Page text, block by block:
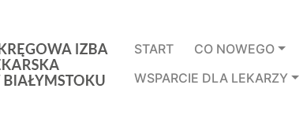
START
CO NOWEGO
WSPARCIE DLA LEKARZY